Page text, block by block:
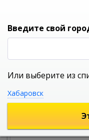
УНИВЕРСАЛЬНЫЙ
Введите свой
Или выберите из
Хабаровск